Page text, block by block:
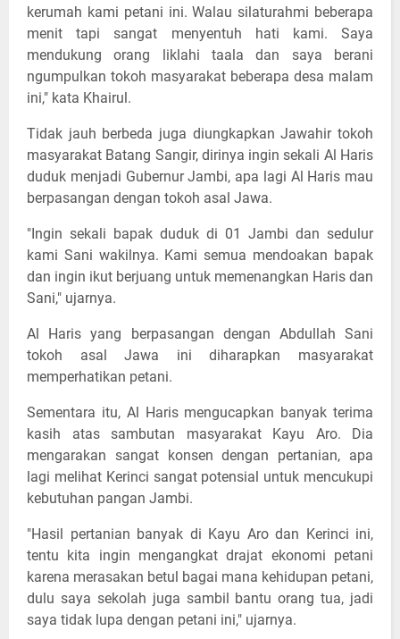
kerumah kami petani ini. Walau silaturahmi beberapa
menit tapi sangat menyentuh hati kami. Saya
mendukung orang liklahi taala dan saya berani
ngumpulkan tokoh masyarakat beberapa desa malam
ini," kata Khairul.
Tidak jauh berbeda juga diungkapkan Jawahir tokoh
masyarakat Batang Sangir, dirinya ingin sekali Al Haris
duduk menjadi Gubernur Jambi, apa lagi Al Haris mau
berpasangan dengan tokoh asal Jawa.
"Ingin sekali bapak duduk di 01 Jambi dan sedulur
kami Sani wakilnya. Kami semua mendoakan bapak
dan ingin ikut berjuang untuk memenangkan Haris dan
Sani," ujarnya.
Al Haris yang berpasangan dengan Abdullah Sani
tokoh asal Jawa ini diharapkan masyarakat
memperhatikan petani.
Sementara itu, Al Haris mengucapkan banyak terima
kasih atas sambutan masyarakat Kayu Aro. Dia
mengarakan sangat konsen dengan pertanian, apa
lagi melihat Kerinci sangat potensial untuk mencukupi
kebutuhan pangan Jambi.
"Hasil pertanian banyak di Kayu Aro dan Kerinci ini,
tentu kita ingin mengangkat drajat ekonomi petani
karena merasakan betul bagai mana kehidupan petani,
dulu saya sekolah juga sambil bantu orang tua, jadi
saya tidak lupa dengan petani ini," ujarnya.